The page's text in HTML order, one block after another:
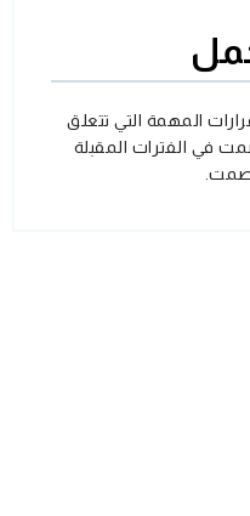
المهمة التي تتعلق
في الفترات المقبلة
صمت.